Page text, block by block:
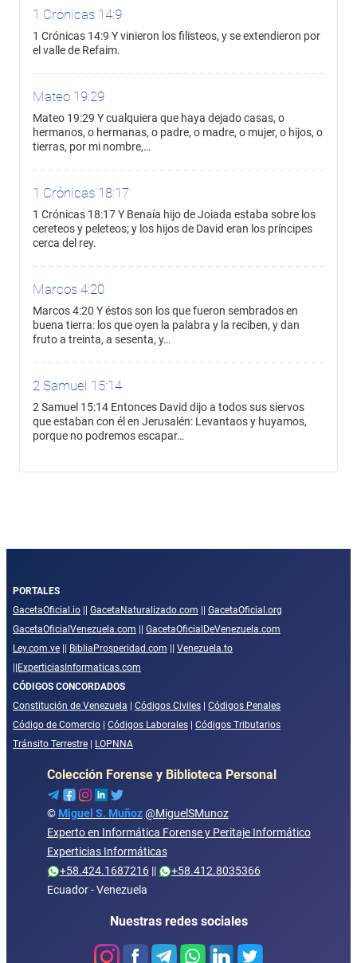
1 Crónicas 14:9
1 Crónicas 14:9 Y vinieron los filisteos, y se extendieron por
el valle de Refaim.
Mateo 19:29
Mateo 19:29 Y cualquiera que haya dejado casas, o
hermanos, o hermanas, o padre, o madre, o mujer, o hijos, o
tierras, por mi nombre,…
1 Crónicas 18:17
1 Crónicas 18:17 Y Benaía hijo de Joiada estaba sobre los
cereteos y peleteos; y los hijos de David eran los príncipes
cerca del rey.
Marcos 4:20
Marcos 4:20 Y éstos son los que fueron sembrados en
buena tierra: los que oyen la palabra y la reciben, y dan
fruto a treinta, a sesenta, y…
2 Samuel 15:14
2 Samuel 15:14 Entonces David dijo a todos sus siervos
que estaban con él en Jerusalén: Levantaos y huyamos,
porque no podremos escapar…
PORTALES
GacetaOficial.io
GacetaNaturalizado.com
GacetaOficial.org
GacetaOficialVenezuela.com
GacetaOficialDeVenezuela.com
Ley.com.ve
BibliaProsperidad.com
Venezuela.to
ExperticiasInformaticas.com
CÓDIGOS CONCORDADOS
Constitución de Venezuela
Códigos Civiles
Códigos Penales
Código de Comercio
Códigos Laborales
Códigos Tributarios
Tránsito Terrestre
LOPNNA
Colección Forense y Biblioteca Personal
© Miguel S. Muñoz @MiguelSMunoz
Experto en Informática Forense y Peritaje Informático
Experticias Informáticas
+58.424.1687216||
+58.412.8035366
Ecuador - Venezuela
Nuestras redes sociales